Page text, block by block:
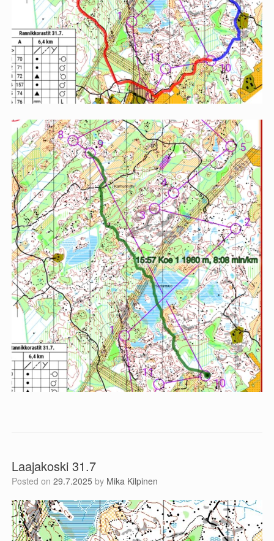
Laajakoski 31.7
Posted on 29.7.2025 by Mika Kilpinen